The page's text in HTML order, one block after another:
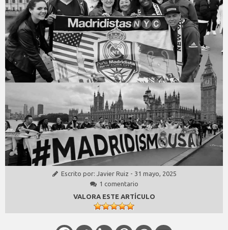
Escrito por: Javier Ruiz - 31 mayo, 2025
1 comentario
VALORA ESTE ARTÍCULO